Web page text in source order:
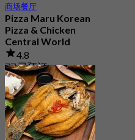
商场餐厅
Pizza Maru Korean
Pizza & Chicken
Central World
4.8
77 已预订
起฿ 447.5